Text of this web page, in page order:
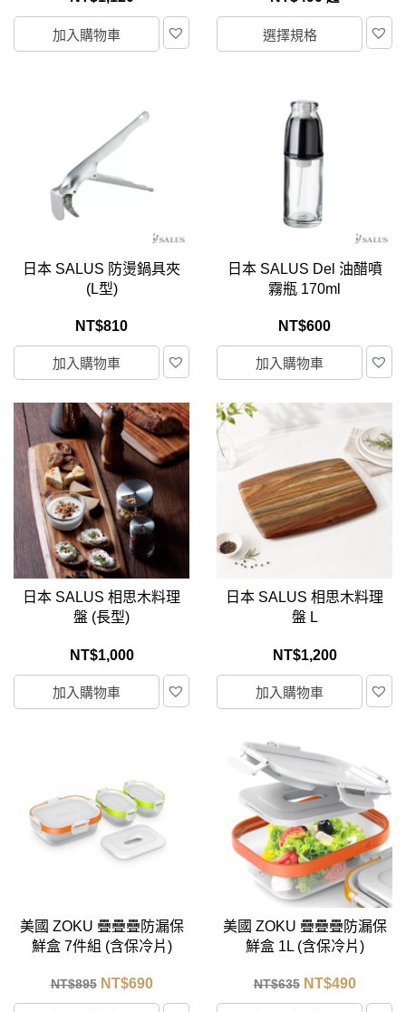
加入購物車 選擇規格
日本 SALUS 防燙鍋具夾
(L型)
NT$810
加入購物車
日本 SALUS Del 油醋噴
霧瓶 170ml
NT$600
加入購物車
日本 SALUS 相思木料理
盤 (長型)
NT$1,000
加入購物車
日本 SALUS 相思木料理
盤 L
NT$1,200
加入購物車
美國 ZOKU 疊疊疊防漏保
鮮盒 7件組 (含保冷片)
NT$895 NT$690
美國 ZOKU 疊疊疊防漏保
鮮盒 1L (含保冷片)
NT$635 NT$490